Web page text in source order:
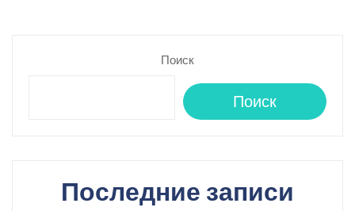
Поиск
Поиск
Последние записи